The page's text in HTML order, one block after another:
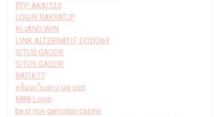
RTP AKAI123
LOGIN RAKYATJP
KIJANG WIN
LINK ALTERNATIF DODO69
SITUS GACOR
SITUS GACOR
BATIK77
สล็อตเว็บตรง pg slot
M88 Login
best non gamstop casino